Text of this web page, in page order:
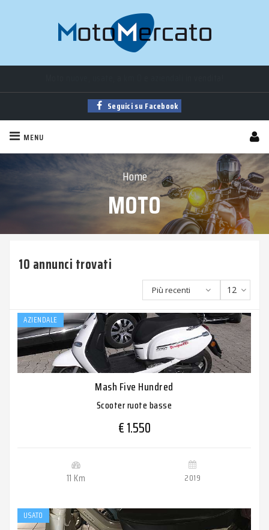
Trova la tua moto tramigliaiadi annunci sempre aggiornati!
Seguici su Facebook
MENU
Home
MOTO
10 annunci trovati
12
Più recenti
AZIENDALE
Mash Five Hundred
Scooter ruote basse
€ 1.550
11 Km 2019
USATO